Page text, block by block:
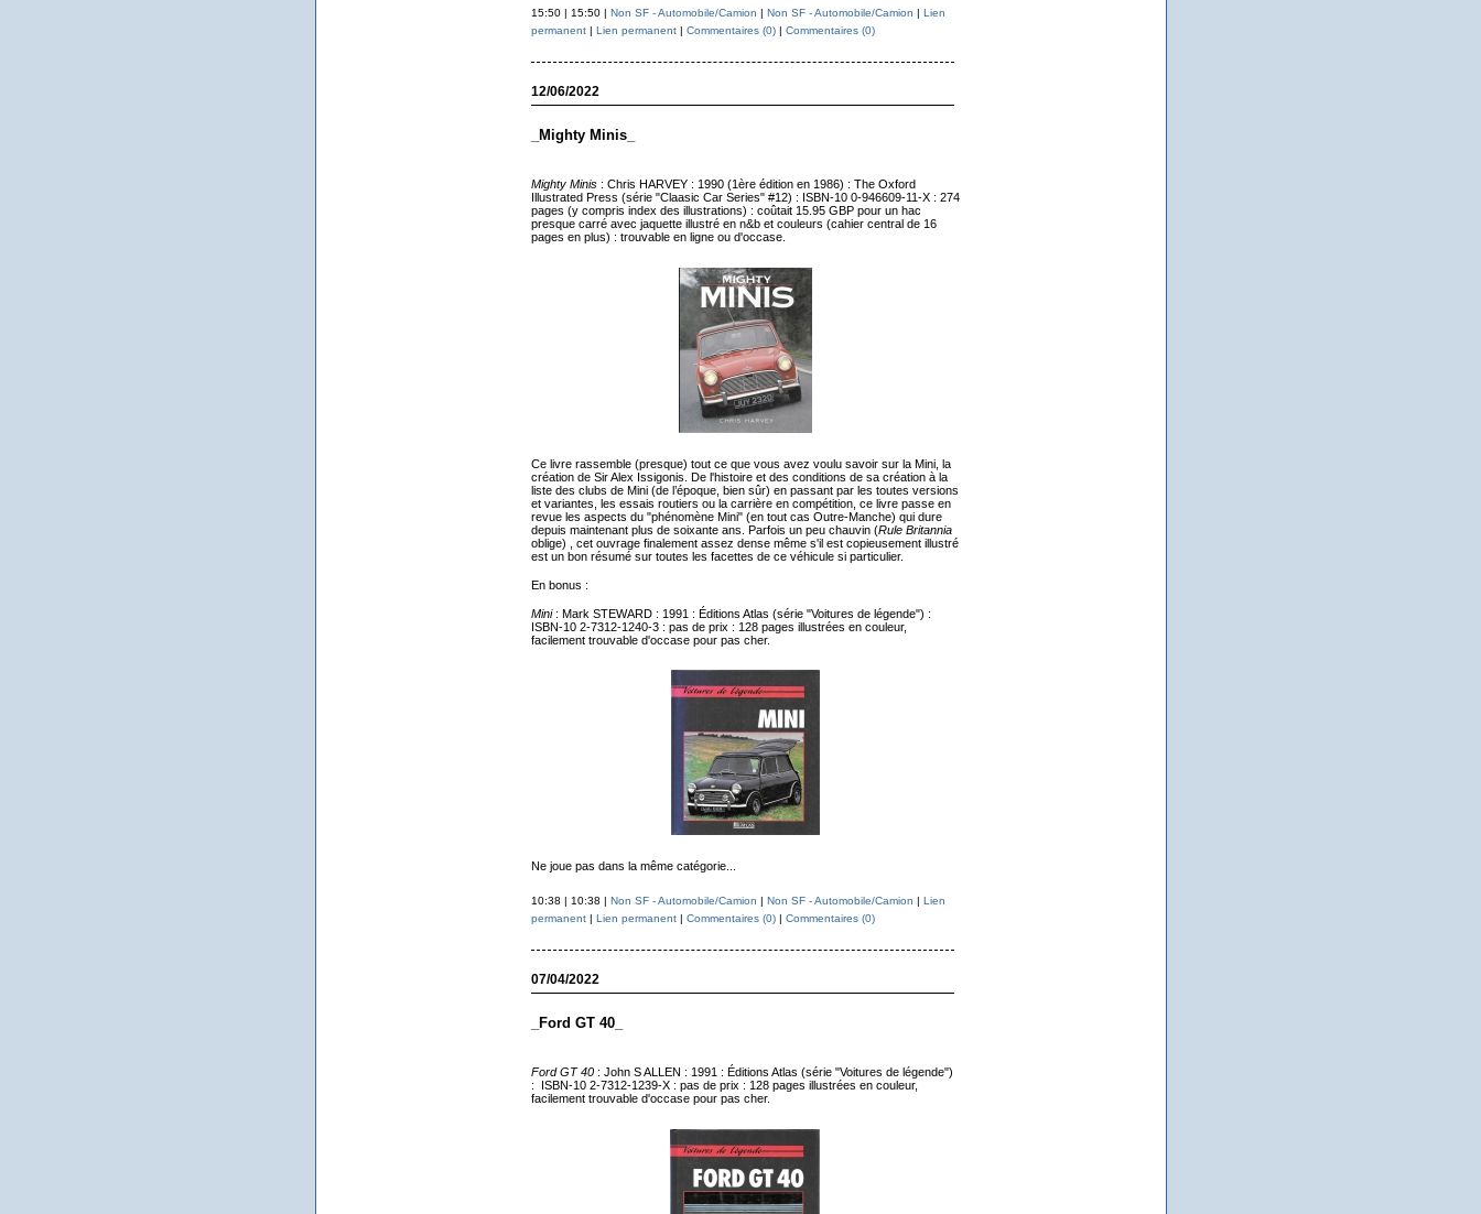
15:50 | 15:50 | Non SF - Automobile/Camion | Non SF - Automobile/Camion | Lien
permanent| Lien permanent| Commentaires (0)| Commentaires (0)
12/06/2022
_Mighty Minis_
Mighty Minis: Chris HARVEY : 1990 (1ère édition en 1986) : The Oxford
Illustrated Press (série "Claasic Car Series" #12) : ISBN-10 0-946609-11-X : 274
pages (y compris index des illustrations) : coûtait 15.95 GBP pour un hac
presque carré avec jaquette illustré en n&b et couleurs (cahier central de 16
pages en plus) : trouvable en ligne ou d'occase.
Ce livre rassemble (presque) tout ce que vous avez voulu savoir sur la Mini, la
création de Sir Alex Issigonis. De l'histoire et des conditions de sa création à la
liste des clubs de Mini (de l’époque, bien sûr) en passant par les toutes versions
et variantes, les essais routiers ou la carrière en compétition, ce livre passe en
revue les aspects du "phénomène Mini" (en tout cas Outre-Manche) qui dure
depuis maintenant plus de soixante ans. Parfois un peu chauvin (Rule Britannia
oblige) , cet ouvrage finalement assez dense même s'il est copieusement illustré
est un bon résumé sur toutes les facettes de ce véhicule si particulier.
En bonus :
Mini : Mark STEWARD : 1991 : Éditions Atlas (série "Voitures de légende") :
ISBN-10 2-7312-1240-3 : pas de prix : 128 pages illustrées en couleur,
facilement trouvable d'occase pour pas cher.
Ne joue pas dans la même catégorie...
10:38 | 10:38 | Non SF - Automobile/Camion | Non SF - Automobile/Camion | Lien
permanent| Lien permanent| Commentaires (0)| Commentaires (0)
07/04/2022
_Ford GT 40_
Ford GT 40 : John S ALLEN : 1991 : Éditions Atlas (série "Voitures de légende")
: ISBN-10 2-7312-1239-X : pas de prix : 128 pages illustrées en couleur,
facilement trouvable d'occase pour pas cher.